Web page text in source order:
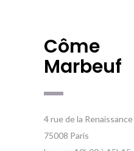
Côme
Marbeuf
4 rue de la Renaissance
75008 Paris